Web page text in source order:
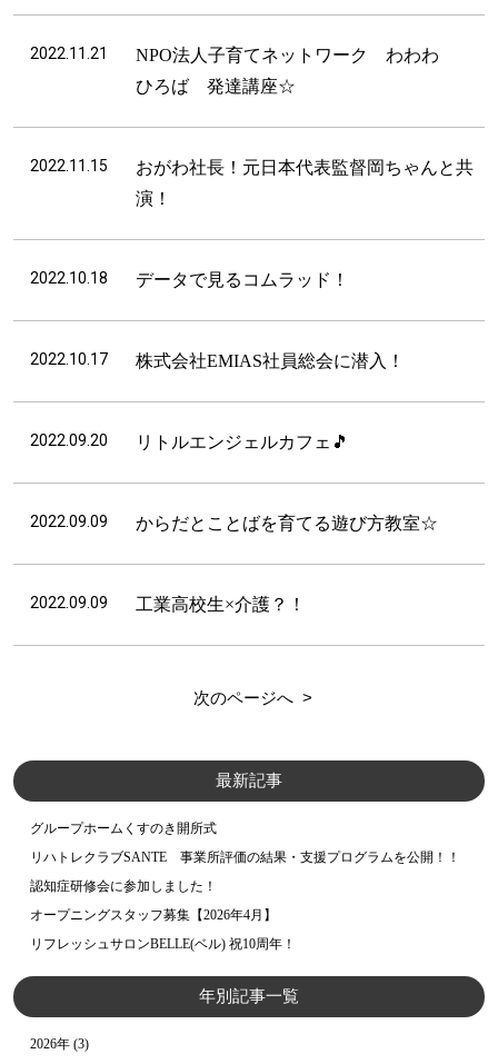
2022.11.21
NPO法人子育てネットワーク わわわ
ひろば 発達講座☆
2022.11.15
おがわ社長！元日本代表監督岡ちゃんと共
演！
2022.10.18 データで見るコムラッド！
2022.10.17 株式会社EMIAS社員総会に潜入！
2022.09.20 リトルエンジェルカフェ🎵
2022.09.09 からだとことばを育てる遊び方教室☆
2022.09.09 工業高校生×介護？！
次のページへ
最新記事
グループホームくすのき開所式
リハトレクラブSANTE 事業所評価の結果・支援プログラムを公開！！
認知症研修会に参加しました！
オープニングスタッフ募集【2026年4月】
リフレッシュサロンBELLE(ベル) 祝10周年！
年別記事一覧
2026年(3)